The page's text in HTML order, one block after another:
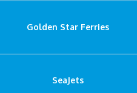
Golden Star Ferries
SeaJets